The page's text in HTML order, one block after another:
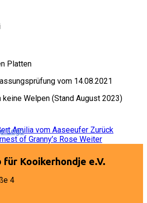
Platten
vom 14.08.2021
keine Welpen (Stand August 2023)
Amilia vom Aaseeufer Zurück
of Granny’s Rose Weiter
für Kooikerhondje e.V.
4